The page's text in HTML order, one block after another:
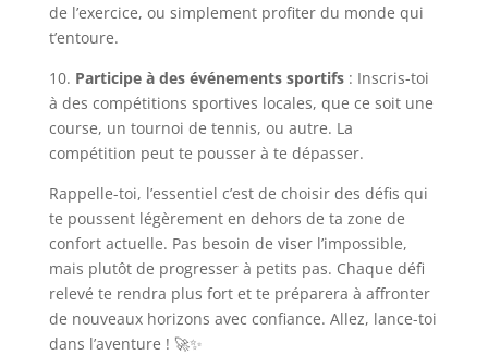
de l’exercice, ou simplement profiter du monde qui
t’entoure.
10. Participe à des événements sportifs: Inscris-toi
à des compétitions sportives locales, que ce soit une
course, un tournoi de tennis, ou autre. La
compétition peut te pousser à te dépasser.
Rappelle-toi, l’essentiel c’est de choisir des défis qui
te poussent légèrement en dehors de ta zone de
confort actuelle. Pas besoin de viser l’impossible,
mais plutôt de progresser à petits pas. Chaque défi
relevé te rendra plus fort et te préparera à affronter
de nouveaux horizons avec confiance. Allez, lance-toi
dans l’aventure ! 🚀✨